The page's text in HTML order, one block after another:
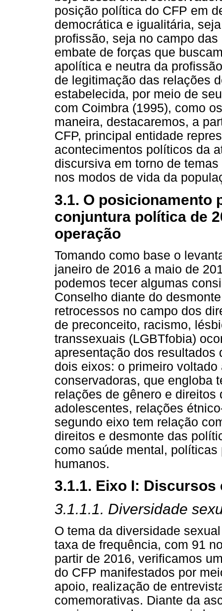
posição política do CFP em
democrática e igualitária,
profissão, seja no campo
embate de forças que
apolítica e neutra da
de legitimação das relações
estabelecida, por meio de
com Coimbra (1995), como
maneira, destacaremos, a
CFP, principal entidade
acontecimentos políticos da
discursiva em torno de
nos modos de vida da
3.1. O posicionamento
conjuntura política de
operação
Tomando como base o
janeiro de 2016 a maio de
podemos tecer algumas
Conselho diante do
retrocessos no campo dos
de preconceito, racismo,
transsexuais (LGBTfobia)
apresentação dos resultados
dois eixos: o primeiro
conservadoras, que engloba
relações de gênero e
adolescentes, relações
segundo eixo tem relação
direitos e desmonte das
como saúde mental,
humanos.
3.1.1. Eixo I:
3.1.1.1. Diversidade
O tema da diversidade
taxa de frequência, com 91
partir de 2016, verificamos
do CFP manifestados por
apoio, realização de
comemorativas. Diante da